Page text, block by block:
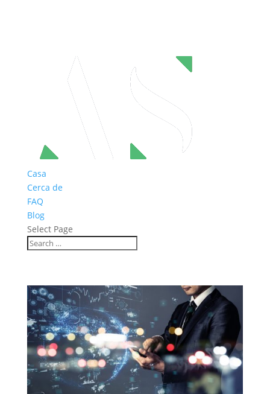
Casa
Cerca de
FAQ
Blog
Select Page